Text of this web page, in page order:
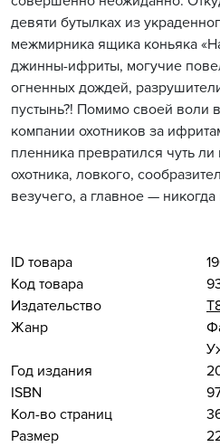
девяти бутылках из
межмирника ящика коньяка
джинны-ифриты, могучие
огненных дождей,
пустынь?! Помимо своей воли
компании охотников за
пленника превратился чуть
охотника, ловкого,
везучего, а главное —
ID товара
Код товара
Издательство
Жанр
Год издания
ISBN
Кол-во страниц
Размер